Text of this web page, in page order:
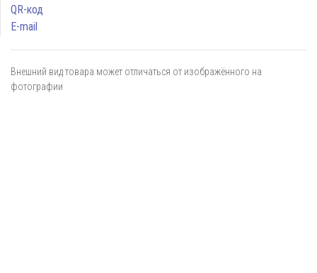
QR-код
E-mail
Внешний вид товара может отличаться от изображённого на
фотографии